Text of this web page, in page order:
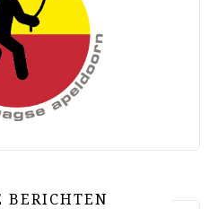
BERICHTEN